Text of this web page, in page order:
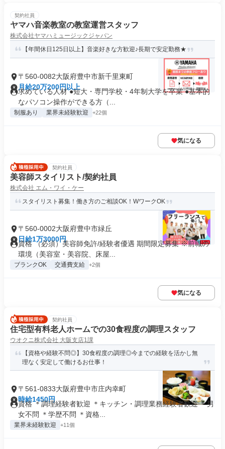
契約社員
ヤマハ音楽教室の教室運営スタッフ
株式会社ヤマハミュージックジャパン
【年間休日125日以上】音楽好きな方歓迎♪長期で安定勤務★
〒560-0082大阪府豊中市新千里東町
月給20万200円以上
求めている人材 ●短大・専門学校・4年制大学を卒業 ●基本的
なパソコン操作ができる方（...
制服あり 業界未経験歓迎 +22個
気になる
契約社員
美容師スタイリスト/契約社員
株式会社 エム・ワイ・ケー
スタイリスト募集！働き方のご相談OK！WワークOK
〒560-0002大阪府豊中市緑丘
日給1万3000円
資格 （必須）美容師免許/経験者優遇 期間限定募集 ※前職の
環境（美容室・美容院、床屋...
ブランクOK 交通費支給 +2個
気になる
契約社員
住宅型有料老人ホームでの30食程度の調理スタッフ
ウオクニ株式会社 大阪支店1課
【資格や経験不問◎】30食程度の調理◎今までの経験を活かし無
理なく安定して働けるお仕事！
〒561-0833大阪府豊中市庄内幸町
時給1450円
資格 ＊調理経験者歓迎 ＊キッチン・調理業務経験者歓迎 ＊男
女不問 ＊学歴不問 ＊資格...
業界未経験歓迎 +11個